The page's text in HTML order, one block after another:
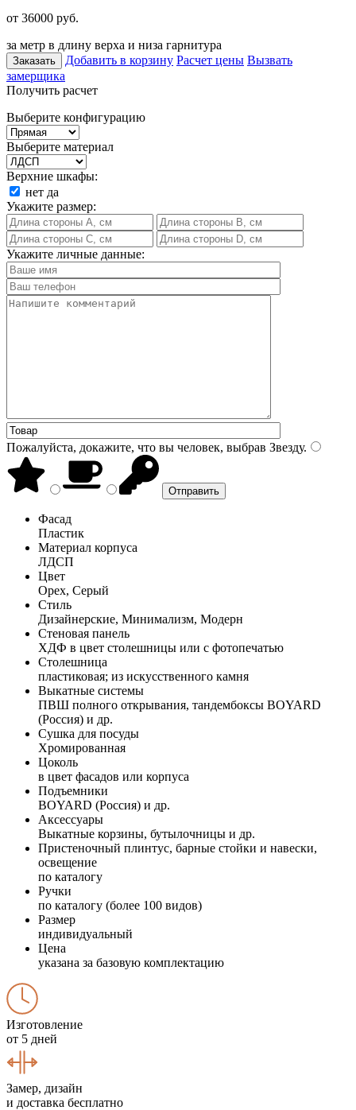
от 36000 руб.
за метр в длину верха и низа гарнитура
Заказать Добавить в корзину Расчет цены Вызвать
замерщика
Получить расчет
Выберите конфигурацию
Выберите материал
Верхние шкафы:
нет да
Укажите размер:
Укажите личные данные:
Пожалуйста, докажите, что вы человек, выбрав Звезду.
Фасад
Пластик
Материал корпуса
ЛДСП
Цвет
Орех, Серый
Стиль
Дизайнерские, Минимализм, Модерн
Стеновая панель
ХДФ в цвет столешницы или с фотопечатью
Столешница
пластиковая; из искусственного камня
Выкатные системы
ПВШ полного открывания, тандембоксы BOYARD
(Россия) и др.
Сушка для посуды
Хромированная
Цоколь
в цвет фасадов или корпуса
Подъемники
BOYARD (Россия) и др.
Аксессуары
Выкатные корзины, бутылочницы и др.
Пристеночный плинтус, барные стойки и навески,
освещение
по каталогу
Ручки
по каталогу (более 100 видов)
Размер
индивидуальный
Цена
указана за базовую комплектацию
Изготовление
от 5 дней
Замер, дизайн
и доставка бесплатно